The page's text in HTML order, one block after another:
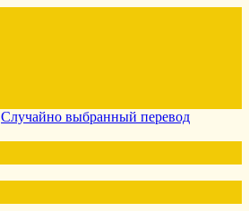
Случайно выбранный перевод